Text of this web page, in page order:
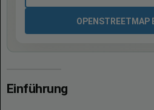
OPENSTREETMAP
Einführung